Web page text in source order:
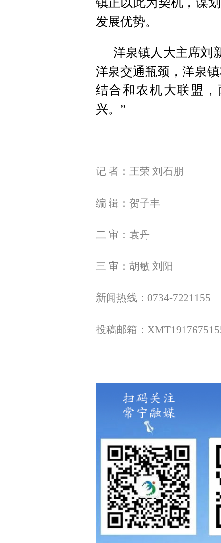
镇正以此为契机，谋
发展优势。
洋泉镇人大主席刘
洋泉交通瓶颈，洋泉
结合和农机大联盟
兴。”
记 者：王荣 刘石朋
编 辑：贺子丰
二 审：袁丹
三 审：胡敏 刘阳
新闻热线：0734-7221155
投稿邮箱：